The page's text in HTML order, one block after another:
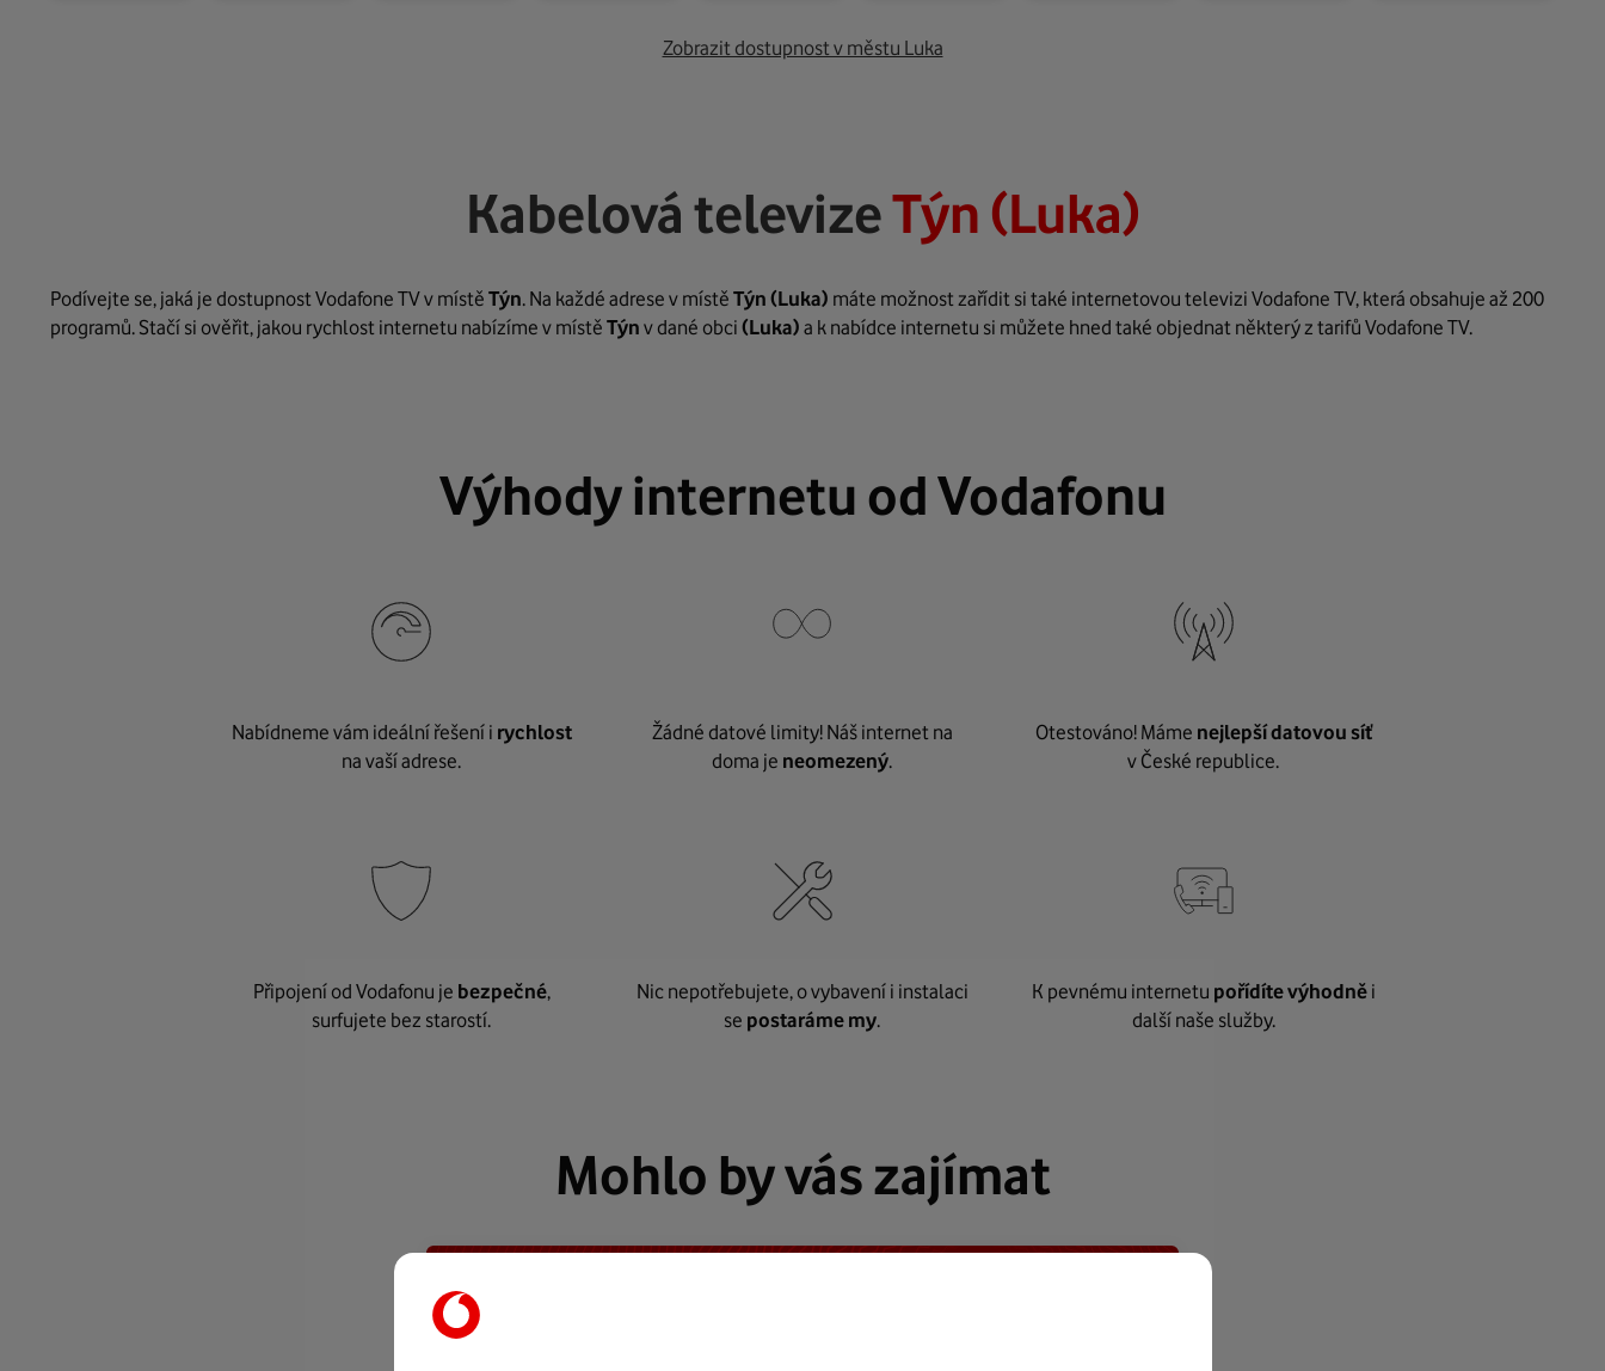
Zobrazit dostupnost v městu Luka
Kabelová televizeTýn (Luka)
Podívejte se, jaká je dostupnost Vodafone TV v místě Týn. Na každé adrese v místě Týn (Luka) máte možnost zařídit si také internetovou televizi Vodafone TV, která obsahuje až 200
programů. Stačí si ověřit, jakou rychlost internetu nabízíme v místě Týn v dané obci (Luka) a k nabídce internetu si můžete hned také objednat některý z tarifů Vodafone TV.
Výhody internetu od Vodafonu
Nabídneme vám ideální řešení i rychlost
na vaší adrese.
Žádné datové limity! Náš internet na
doma je neomezený.
Otestováno! Máme nejlepší datovou síť
v České republice.
Připojení od Vodafonu je bezpečné,
surfujete bez starostí.
Nic nepotřebujete, o vybavení i instalaci
se postaráme my.
K pevnému internetu pořídíte výhodněi
další naše služby.
Mohlo by vás zajímat